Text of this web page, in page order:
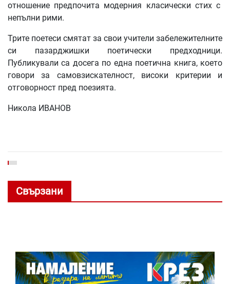
отношение предпочита модерния класически стих с
непълни рими.
Трите поетеси смятат за свои учители забележителните
си пазарджишки поетически предходници.
Публикували са досега по една поетична книга, което
говори за самовзискателност, високи критерии и
отговорност пред поезията.
Никола ИВАНОВ
Свързани